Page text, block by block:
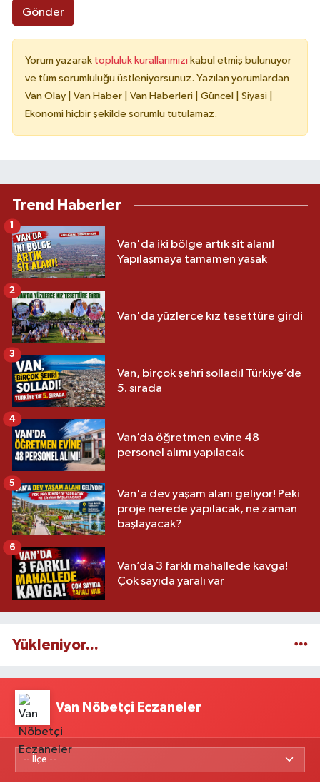
Gönder
Yorum yazarak topluluk kurallarımızı kabul etmiş bulunuyor
ve tüm sorumluluğu üstleniyorsunuz. Yazılan yorumlardan
Van Olay | Van Haber | Van Haberleri | Güncel | Siyasi |
Ekonomi hiçbir şekilde sorumlu tutulamaz.
Trend Haberler
Van'da iki bölge artık sit alanı!
Yapılaşmaya tamamen yasak
1
Van'da yüzlerce kız tesettüre girdi
2
Van, birçok şehri solladı! Türkiye’de
5. sırada
3
Van’da öğretmen evine 48
personel alımı yapılacak
4
Van'a dev yaşam alanı geliyor! Peki
proje nerede yapılacak, ne zaman
başlayacak?
5
Van’da 3 farklı mahallede kavga!
Çok sayıda yaralı var
6
Yükleniyor...
Van Nöbetçi Eczaneler